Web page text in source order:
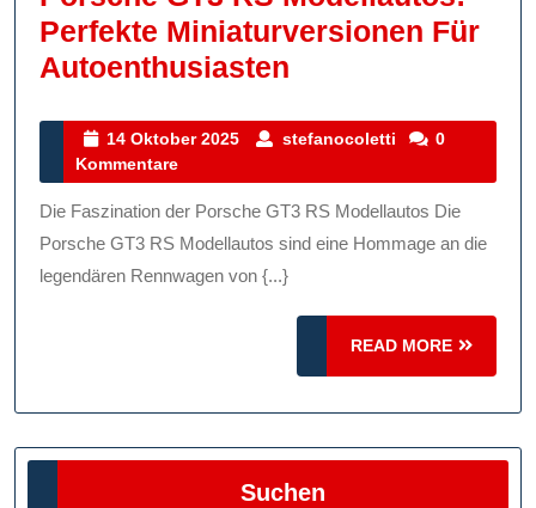
Perfekte Miniaturversionen Für
Autoenthusiasten
Welt
Porsche
GT3
Modellautos:
Perfekte
Für
14 Oktober 2025
14
2025
stefanocoletti stefanocoletti
0
Kommentare
Die Faszination der Porsche GT3 RS Modellautos Die
Porsche GT3 RS Modellautos sind eine Hommage an die
legendären Rennwagen von {...}
READ MORE
READ
MORE
Suchen